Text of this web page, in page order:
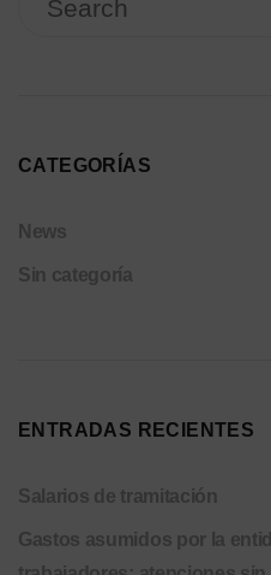
CATEGORÍAS
News
Sin categoría
ENTRADAS RECIENTES
Salarios de tramitación
Gastos asumidos por la